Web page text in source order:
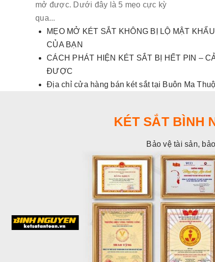
mở được. Dưới đây là 5 mẹo cực kỳ
qua...
MẸO MỞ KÉT SẮT KHÔNG BỊ LỘ MẬT
CỦA BẠN
CÁCH PHÁT HIỆN KÉT SẮT BỊ HẾT PIN –
ĐƯỢC
Địa chỉ cửa hàng bán két sắt tại Buôn Ma
KÉT SẮT BÌNH
Bảo vệ tài sản,